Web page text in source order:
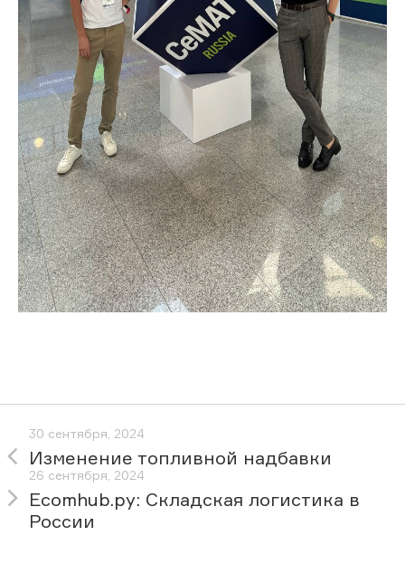
30 сентября, 2024
Изменение топливной надбавки
26 сентября, 2024
Ecomhub.ру: Складская логистика в
России